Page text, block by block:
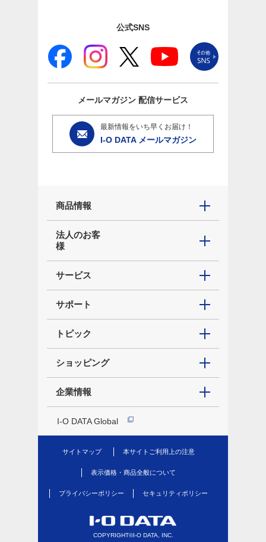
公式SNS
メールマガジン 配信サービス
最新情報をいち早くお届け！
I-O DATA メールマガジン
商品情報
法人のお客
様
サービス
サポート
トピック
ショッピング
企業情報
I-O DATA Global
サイトマップ 本サイトご利用上の注意
表示価格・商品全般について
プライバシーポリシー セキュリティポリシー
COPYRIGHT©I-O DATA, INC.